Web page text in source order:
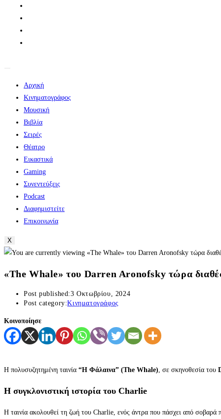
Αρχική
Κινηματογράφος
Μουσική
Βιβλία
Σειρές
Θέατρο
Εικαστικά
Gaming
Συνεντεύξεις
Podcast
Διαφημιστείτε
Επικοινωνία
X
«The Whale» του Darren Aronofsky τώρα
Post published:3 Οκτωβρίου, 2024
Post category:Κινηματογράφος
Κοινοποίησε
Η πολυσυζητημένη ταινία “Η Φάλαινα” (The Whale) , σε σκηνοθεσία του
Η συγκλονιστική ιστορία του Charlie
Η ταινία ακολουθεί τη ζωή του Charlie, ενός άντρα που πάσχει από